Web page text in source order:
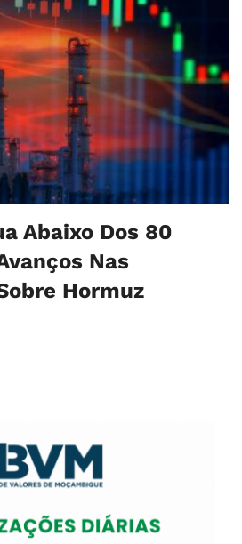
Abaixo Dos 80
Nas
Hormuz